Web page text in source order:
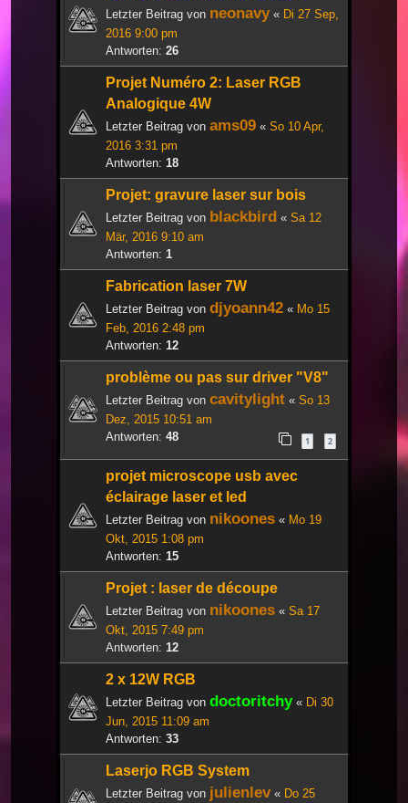
Letzter Beitrag von neonavy« Di 27 Sep,
2016 9:00 pm
Antworten: 26
Projet Numéro 2: Laser RGB
Analogique 4W
Letzter Beitrag von ams09 « So 10 Apr,
2016 3:31 pm
Antworten: 18
Projet: gravure laser sur bois
Letzter Beitrag von blackbird « Sa 12
Mär, 2016 9:10 am
Antworten: 1
Fabrication laser 7W
Letzter Beitrag von djyoann42 « Mo 15
Feb, 2016 2:48 pm
Antworten: 12
problème ou pas sur driver "V8"
Letzter Beitrag von cavitylight « So 13
Dez, 2015 10:51 am
Antworten: 48 1 2
projet microscope usb avec
éclairage laser et led
Letzter Beitrag von nikoones « Mo 19
Okt, 2015 1:08 pm
Antworten: 15
Projet : laser de découpe
Letzter Beitrag von nikoones « Sa 17
Okt, 2015 7:49 pm
Antworten: 12
2 x 12W RGB
Letzter Beitrag von doctoritchy« Di 30
Jun, 2015 11:09 am
Antworten: 33
Laserjo RGB System
Letzter Beitrag von julienlev« Do 25